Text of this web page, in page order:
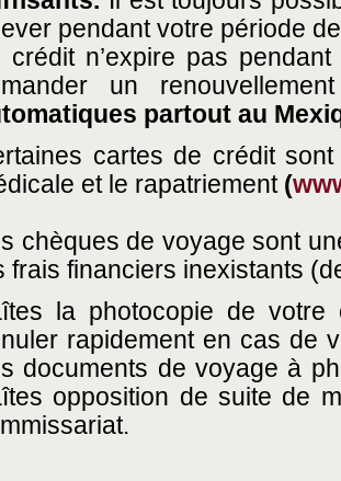
pendant votre période
crédit n’expire pas
un
partout au
cartes de crédit
et le rapatriement(
chèques de voyage sont
frais financiers inexistants
la photocopie de
rapidement en cas de
documents de voyage à
opposition de suite de